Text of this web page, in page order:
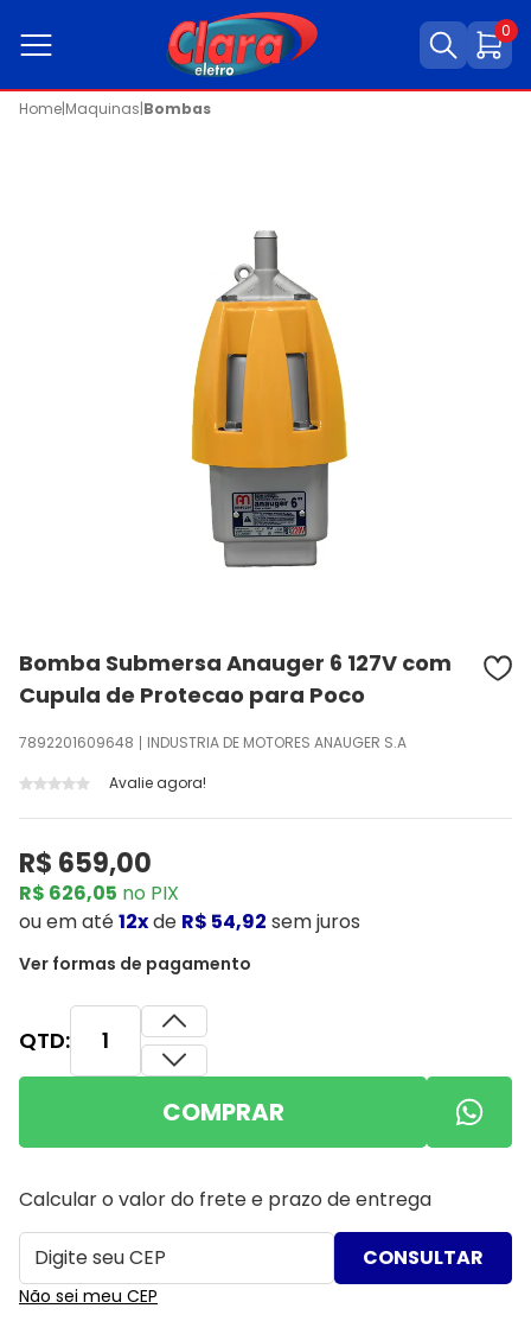
0
Home|Maquinas|Bombas
Bomba Submersa Anauger 6 127V com
Cupula de Protecao para Poco
7892201609648
INDUSTRIA DE MOTORES ANAUGER S.A
Avalie agora!
R$ 659,00
R$ 626,05 no PIX
ouem até12xde R$ 54,92 sem juros
Ver formas de pagamento
QTD:
COMPRAR
Calcular o valor do frete e prazo de entrega
Não sei meu CEP